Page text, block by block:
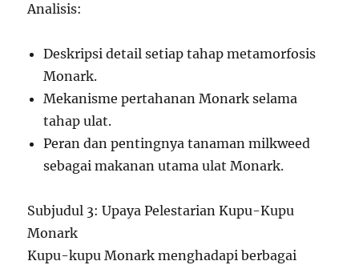
Analisis:
Deskripsi detail setiap tahap metamorfosis
Monark.
Mekanisme pertahanan Monark selama
tahap ulat.
Peran dan pentingnya tanaman milkweed
sebagai makanan utama ulat Monark.
Subjudul 3: Upaya Pelestarian Kupu-Kupu
Monark
Kupu-kupu Monark menghadapi berbagai